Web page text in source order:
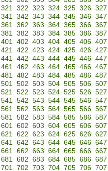
321 322 323 324 325 326 327
341 342 343 344 345 346 347
361 362 363 364 365 366 367
381 382 383 384 385 386 387
401 402 403 404 405 406 407
421 422 423 424 425 426 427
441 442 443 444 445 446 447
461 462 463 464 465 466 467
481 482 483 484 485 486 487
501 502 503 504 505 506 507
521 522 523 524 525 526 527
541 542 543 544 545 546 547
561 562 563 564 565 566 567
581 582 583 584 585 586 587
601 602 603 604 605 606 607
621 622 623 624 625 626 627
641 642 643 644 645 646 647
661 662 663 664 665 666 667
681 682 683 684 685 686 687
701 702 703 704 705 706 707